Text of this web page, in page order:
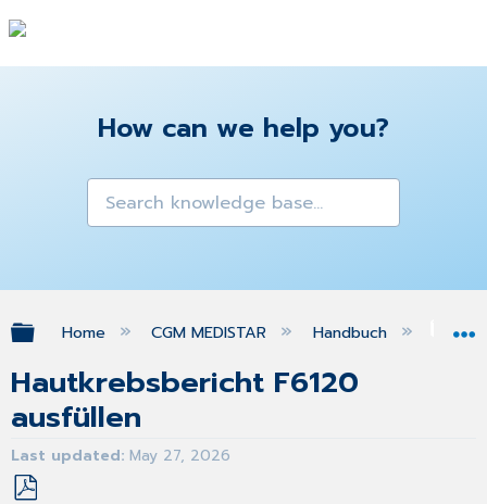
How can we help you?
Expand/collapse global hierarchy
Home CGM MEDISTAR Handbuch
Hautkrebsbericht F6120
ausfüllen
Last updated May 27, 2026